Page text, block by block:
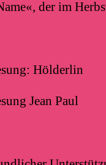
der im
Hölderlin
Jean Paul